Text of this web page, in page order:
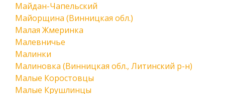
Майдан-Чапельский
Майорщина (Винницкая обл.)
Малая Жмеринка
Малевничье
Малинки
Малиновка (Винницкая обл., Литинский р-н)
Малые Коростовцы
Малые Крушлинцы